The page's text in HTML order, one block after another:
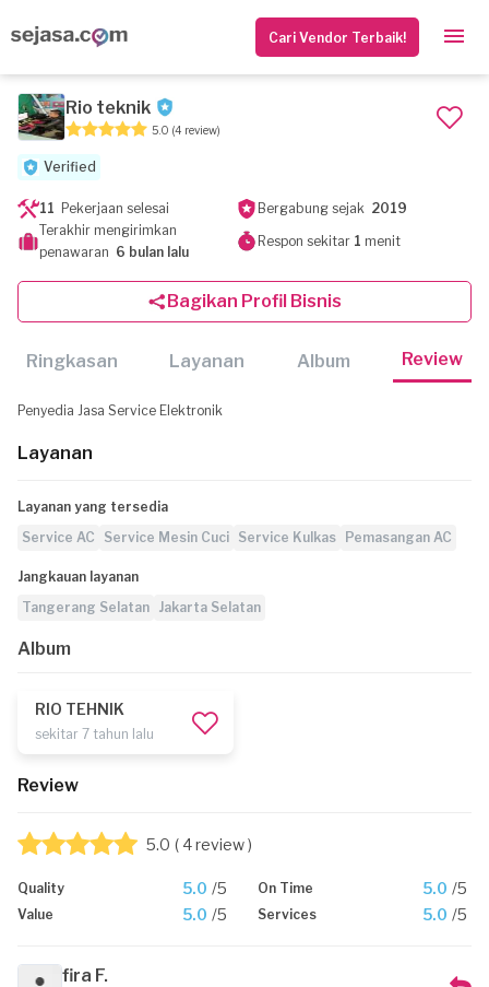
Cari Vendor Terbaik!
Rio teknik
5.0 (4 review)
Verified
11 Pekerjaan selesai Bergabung sejak 2019
Terakhir mengirimkan
penawaran 6 bulan lalu
Respon sekitar 1 menit
Bagikan Profil Bisnis
Ringkasan Layanan Album Review
Penyedia Jasa Service Elektronik
Layanan
Layanan yang tersedia
Service AC
Service Mesin Cuci Service Kulkas Pemasangan AC
Jangkauan layanan
Tangerang Selatan Jakarta Selatan
Album
RIO TEHNIK
sekitar 7 tahun lalu
Review
5.0 ( 4 review )
Quality 5.0 /5 On Time 5.0 /5
Value 5.0 /5 Services 5.0 /5
fira F.